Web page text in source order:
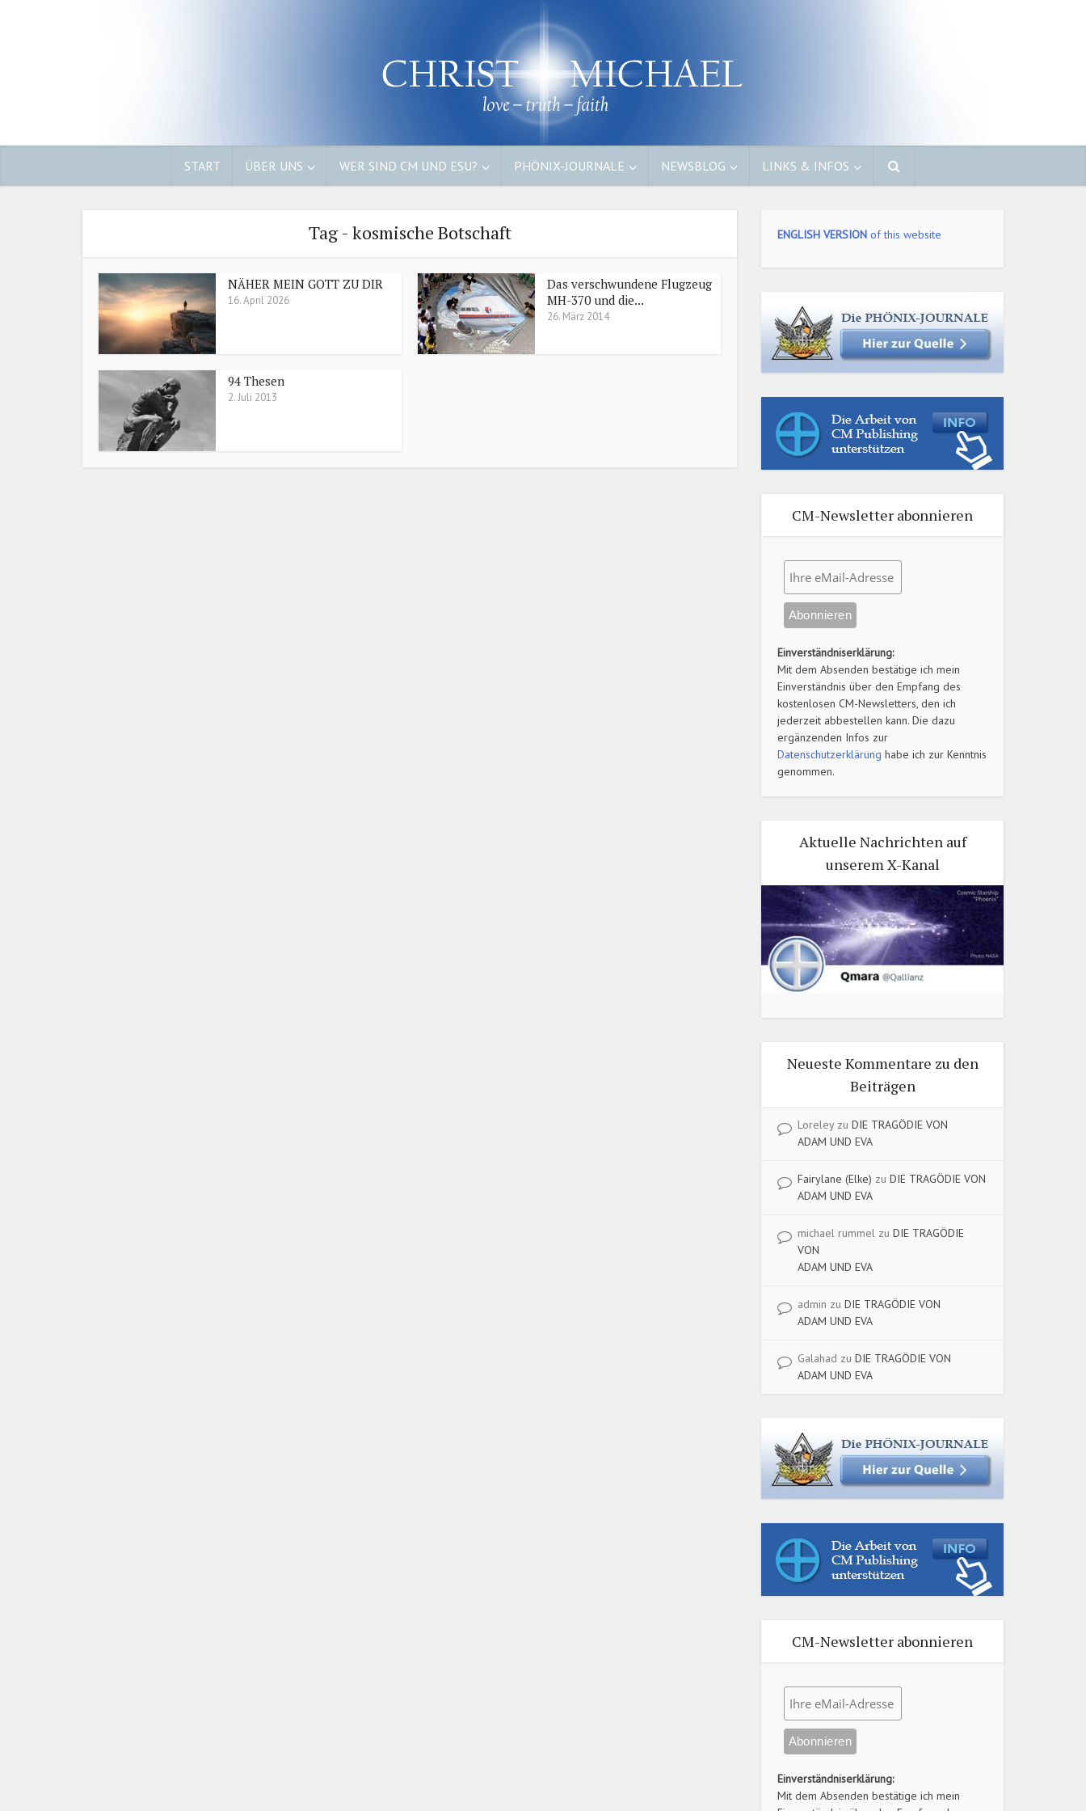
START ÜBER UNS WER SIND CM UND ESU? PHÖNIX-JOURNALE NEWSBLOG LINKS & INFOS
Tag - kosmische Botschaft
NÄHER MEIN GOTT ZU DIR
16. April 2026
Das verschwundene Flugzeug
MH-370 und die...
26. März 2014
94 Thesen
2. Juli 2013
ENGLISH VERSION of this website
CM-Newsletter abonnieren
Einverständniserklärung:
Mit dem Absenden bestätige ich mein
Einverständnis über den Empfang des
kostenlosen CM-Newsletters, den ich
jederzeit abbestellen kann. Die dazu
ergänzenden Infos zur
Datenschutzerklärung habe ich zur Kenntnis
genommen.
Aktuelle Nachrichten auf
unserem X-Kanal
Neueste Kommentare zu den
Beiträgen
Loreleyzu DIE TRAGÖDIE VON
ADAM UND EVA
Fairylane (Elke) zu DIE TRAGÖDIE VON
ADAM UND EVA
michael rummel zu DIE TRAGÖDIE
VON
ADAM UND EVA
admin zu DIE TRAGÖDIE VON
ADAM UND EVA
Galahad zu DIE TRAGÖDIE VON
ADAM UND EVA
CM-Newsletter abonnieren
Einverständniserklärung:
Mit dem Absenden bestätige ich mein